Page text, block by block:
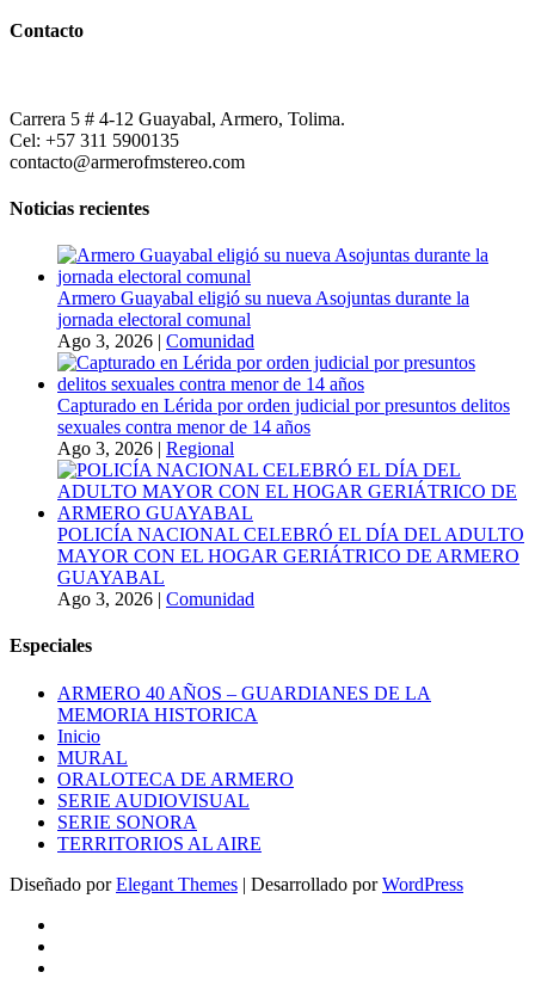
Contacto
Carrera 5 # 4-12 Guayabal, Armero, Tolima.
Cel: +57 311 5900135
contacto@armerofmstereo.com
Noticias recientes
Armero Guayabal eligió su nueva Asojuntas durante la
jornada electoral comunal
Ago 3, 2026 | Comunidad
Capturado en Lérida por orden judicial por presuntos delitos
sexuales contra menor de 14 años
Ago 3, 2026 | Regional
POLICÍA NACIONAL CELEBRÓ EL DÍA DEL ADULTO
MAYOR CON EL HOGAR GERIÁTRICO DE ARMERO
GUAYABAL
Ago 3, 2026 | Comunidad
Especiales
ARMERO 40 AÑOS – GUARDIANES DE LA
MEMORIA HISTORICA
Inicio
MURAL
ORALOTECA DE ARMERO
SERIE AUDIOVISUAL
SERIE SONORA
TERRITORIOS AL AIRE
Diseñado porElegant Themes | Desarrollado porWordPress